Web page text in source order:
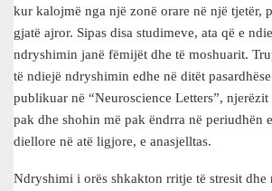
kur kalojmë nga një zonë orare në një tjetër,
gjatë ajror. Sipas disa studimeve, ata që e
ndryshimin janë fëmijët dhe të moshuarit.
të ndiejë ndryshimin edhe në ditët
publikuar në “Neuroscience Letters”,
pak dhe shohin më pak ëndrra në periudhën
diellore në atë ligjore, e anasjelltas.
Ndryshimi i orës shkakton rritje të stresit dhe